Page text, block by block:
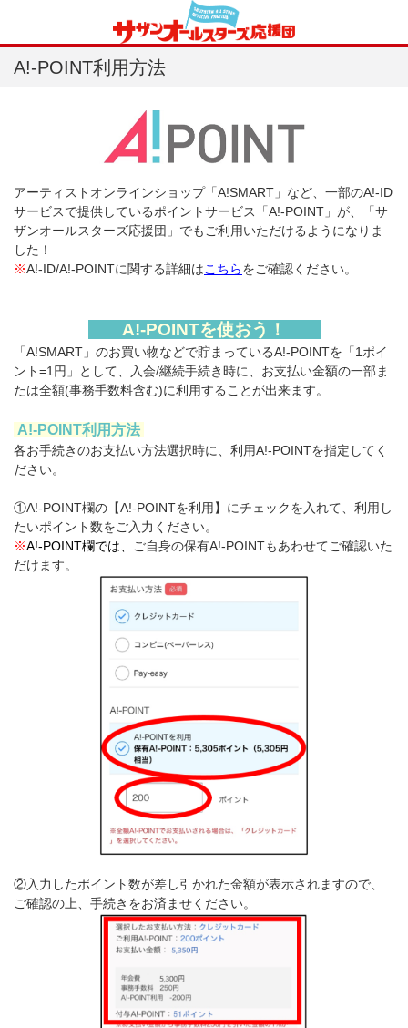
A!-POINT利用方法
アーティストオンラインショップ「A!SMART」など、一部のA!-ID
サービスで提供しているポイントサービス「A!-POINT」が、「サ
ザンオールスターズ応援団」でもご利用いただけるようになりま
した！
※A!-ID/A!-POINTに関する詳細はこちらをご確認ください。
A!-POINTを使おう！
「A!SMART」のお買い物などで貯まっているA!-POINTを「1ポイ
ント=1円」として、入会/継続手続き時に、お支払い金額の一部ま
たは全額(事務手数料含む)に利用することが出来ます。
A!-POINT利用方法
各お手続きのお支払い方法選択時に、利用A!-POINTを指定してく
ださい。
①A!-POINT欄の【A!-POINTを利用】にチェックを入れて、利用し
たいポイント数をご入力ください。
※A!-POINT欄では、
ご自身の保有A!-POINTもあわせてご確認いた
だけます。
②入力したポイント数が差し引かれた金額が表示されますので、
ご確認の上、手続きをお済ませください。